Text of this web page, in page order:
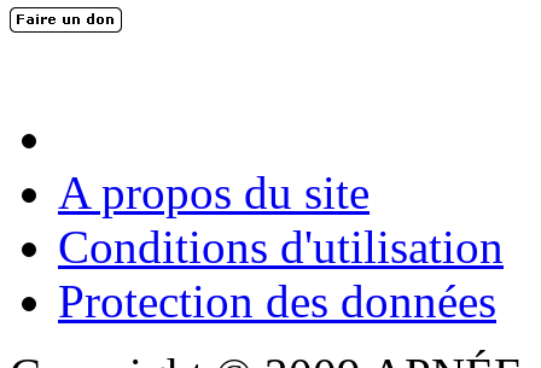
A propos du site
Conditions d'utilisation
Protection des données